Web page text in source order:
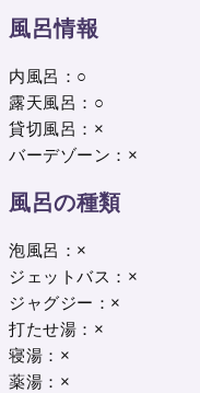
風呂情報
内風呂：○
露天風呂：○
貸切風呂：×
バーデゾーン：×
風呂の種類
泡風呂：×
ジェットバス：×
ジャグジー：×
打たせ湯：×
寝湯：×
薬湯：×